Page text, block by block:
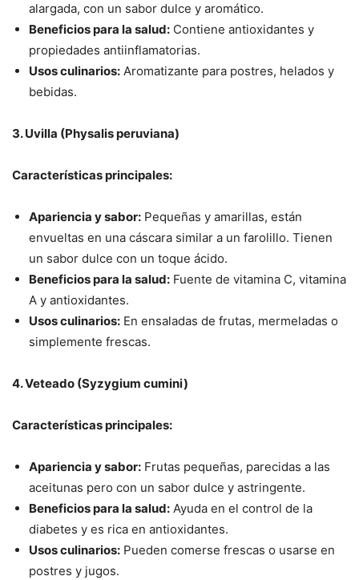
alargada, con un sabor dulce y aromático.
Beneficios para la salud: Contiene antioxidantes y
propiedades antiinflamatorias.
Usos culinarios: Aromatizante para postres, helados y
bebidas.
3. Uvilla (Physalis peruviana)
Características principales:
Apariencia y sabor: Pequeñas y amarillas, están
envueltas en una cáscara similar a un farolillo. Tienen
un sabor dulce con un toque ácido.
Beneficios para la salud: Fuente de vitamina C, vitamina
A y antioxidantes.
Usos culinarios: En ensaladas de frutas, mermeladas o
simplemente frescas.
4. Veteado (Syzygium cumini)
Características principales:
Apariencia y sabor: Frutas pequeñas, parecidas a las
aceitunas pero con un sabor dulce y astringente.
Beneficios para la salud: Ayuda en el control de la
diabetes y es rica en antioxidantes.
Usos culinarios: Pueden comerse frescas o usarse en
postres y jugos.